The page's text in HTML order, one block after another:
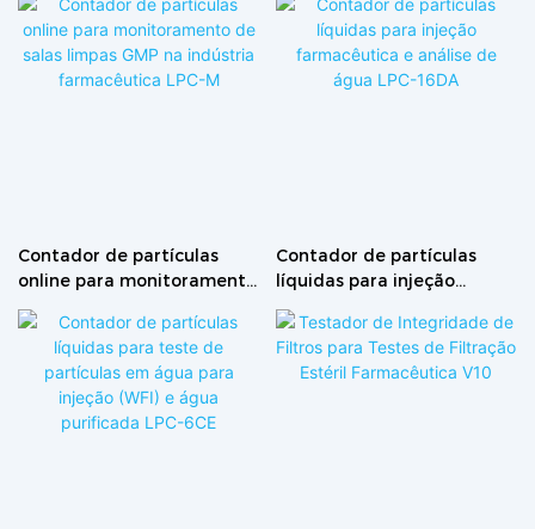
salas limpas LPC-O
salas limpas LPC-M3
Contador de partículas
online para monitoramento
de salas limpas GMP na
indústria farmacêutica
LPC-M
Contador de partículas
líquidas para injeção
farmacêutica e análise de
água LPC-16DA